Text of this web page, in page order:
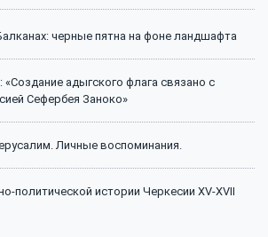
черные пятна на фоне ландшафта
адыгского флага связано с
Сефербея Заноко»
Личные воспоминания.
политической истории Черкесии XV-XVII